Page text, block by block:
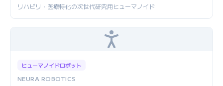
リハビリ・医療特化の次世代研究用ヒューマノイド
ヒューマノイドロボット
NEURA ROBOTICS